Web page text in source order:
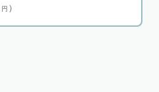
円 ）